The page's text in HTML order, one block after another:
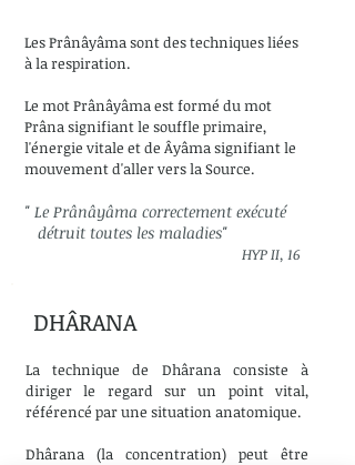
Les Prânâyâma sont des techniques liées
à la respiration.
Le mot Prânâyâma est formé du mot
Prâna signifiant le souffle primaire,
l'énergie vitale et de Âyâma signifiant le
mouvement d'aller vers la Source.
" Le Prânâyâma correctement exécuté
détruit toutes les maladies"
HYP II, 16
DHÂRANA
La technique de Dhârana consiste à
diriger le regard sur un point vital,
référencé par une situation anatomique.
Dhârana (la concentration) peut être